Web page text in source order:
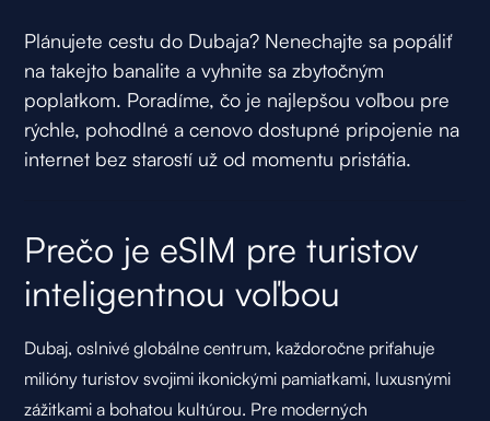
Plánujete cestu do Dubaja? Nenechajte sa popáliť
na takejto banalite a vyhnite sa zbytočným
poplatkom. Poradíme, čo je najlepšou voľbou pre
rýchle, pohodlné a cenovo dostupné pripojenie na
internet bez starostí už od momentu pristátia.
Prečo je eSIM pre turistov
inteligentnou voľbou
Dubaj, oslnivé globálne centrum, každoročne priťahuje
milióny turistov svojimi ikonickými pamiatkami, luxusnými
zážitkami a bohatou kultúrou. Pre moderných